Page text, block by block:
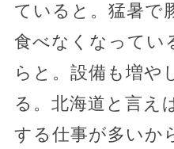
ていると。猛暑で
食べなくなってい
らと。設備も増や
る。北海道と言え
する仕事が多いか